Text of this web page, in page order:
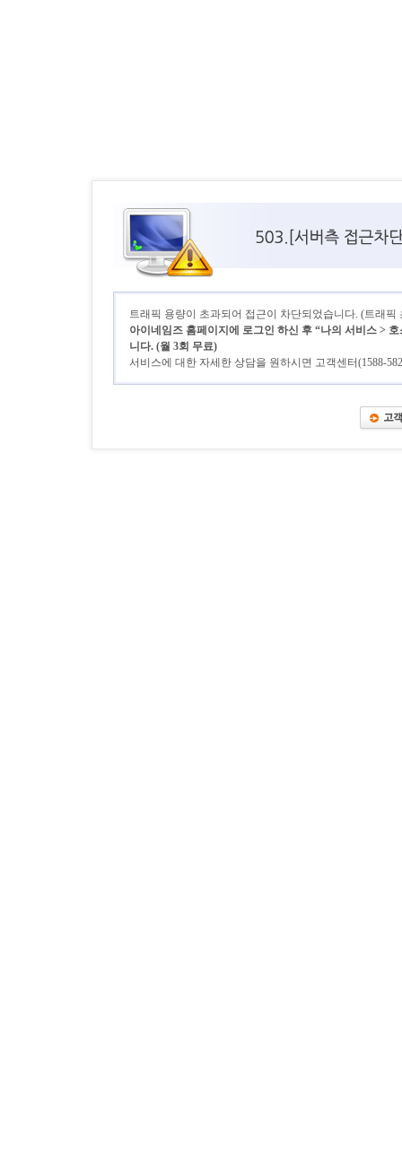
트래픽 용량이 초과되어 접근이 차단되었습니다. (트래픽
아이네임즈 홈페이지에 로그인 하신 후 “나의 서비스 >
니다. (월 3회 무료)
서비스에 대한 자세한 상담을 원하시면 고객센터(1588-